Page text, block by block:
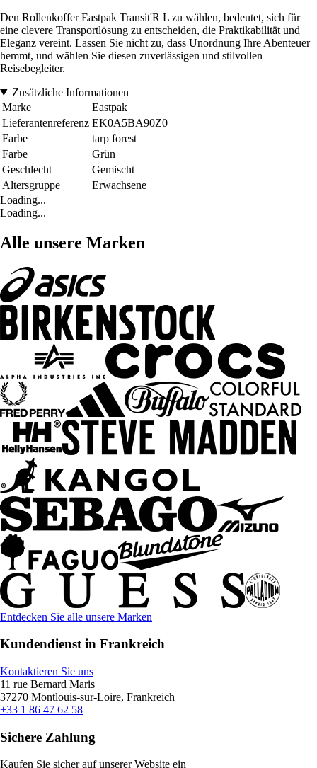
Den Rollenkoffer Eastpak Transit'R L zu wählen, bedeutet, sich für
eine clevere Transportlösung zu entscheiden, die Praktikabilität und
Eleganz vereint. Lassen Sie nicht zu, dass Unordnung Ihre Abenteuer
hemmt, und wählen Sie diesen zuverlässigen und stilvollen
Reisebegleiter.
Zusätzliche Informationen
Marke
Eastpak
Lieferantenreferenz EK0A5BA90Z0
Farbe
tarp forest
Farbe
Grün
Geschlecht
Gemischt
Altersgruppe
Erwachsene
Loading...
Loading...
Alle unsere Marken
Entdecken Sie alle unsere Marken
Kundendienst in Frankreich
Kontaktieren Sie uns
11 rue Bernard Maris
37270 Montlouis-sur-Loire, Frankreich
+33 1 86 47 62 58
Sichere Zahlung
Kaufen Sie sicher auf unserer Website ein